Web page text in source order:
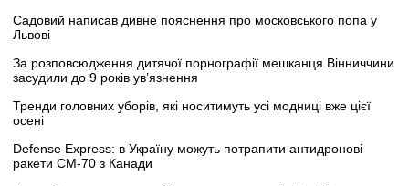
Садовий написав дивне пояснення про московського попа у
Львові
За розповсюдження дитячої порнографії мешканця Вінниччини
засудили до 9 років ув’язнення
Тренди головних уборів, які носитимуть усі модниці вже цієї
осені
Defense Express: в Україну можуть потрапити антидронові
ракети CM-70 з Канади